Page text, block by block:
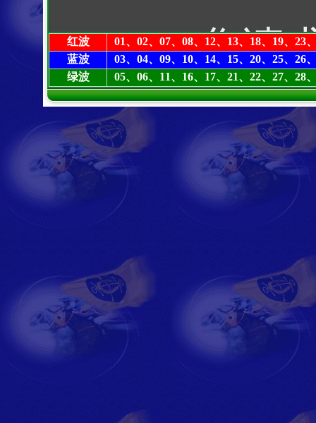
红波
01、02、07、08、12、13、18、19、23
蓝波
03、04、09、10、14、15、20、25、26
绿波
05、06、11、16、17、21、22、27、28